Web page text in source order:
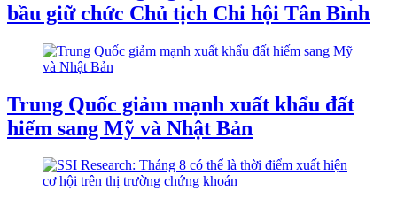
bầu giữ chức Chủ tịch Chi hội Tân Bình
Trung Quốc giảm mạnh xuất khẩu đất
hiếm sang Mỹ và Nhật Bản